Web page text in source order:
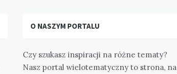
O NASZYM PORTALU
Czy szukasz inspiracji na różne tematy?
Nasz portal wielotematyczny to strona, na